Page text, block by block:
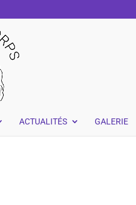
ACTUALITÉS GALERIE